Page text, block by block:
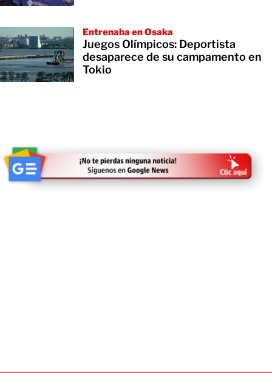
Entrenaba en Osaka
Juegos Olímpicos: Deportista
desaparece de su campamento en
Tokio